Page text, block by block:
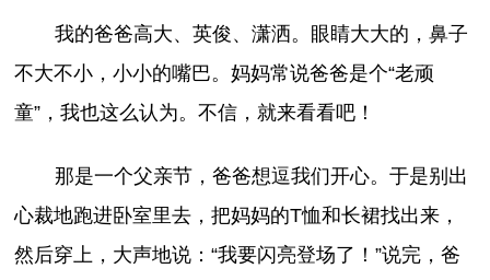
我的爸爸高大、英俊、潇洒。眼睛大大的，鼻子
不大不小，小小的嘴巴。妈妈常说爸爸是个“老顽
童”，我也这么认为。不信，就来看看吧！
那是一个父亲节，爸爸想逗我们开心。于是别出
心裁地跑进卧室里去，把妈妈的T恤和长裙找出来，
然后穿上，大声地说：“我要闪亮登场了！”说完，爸